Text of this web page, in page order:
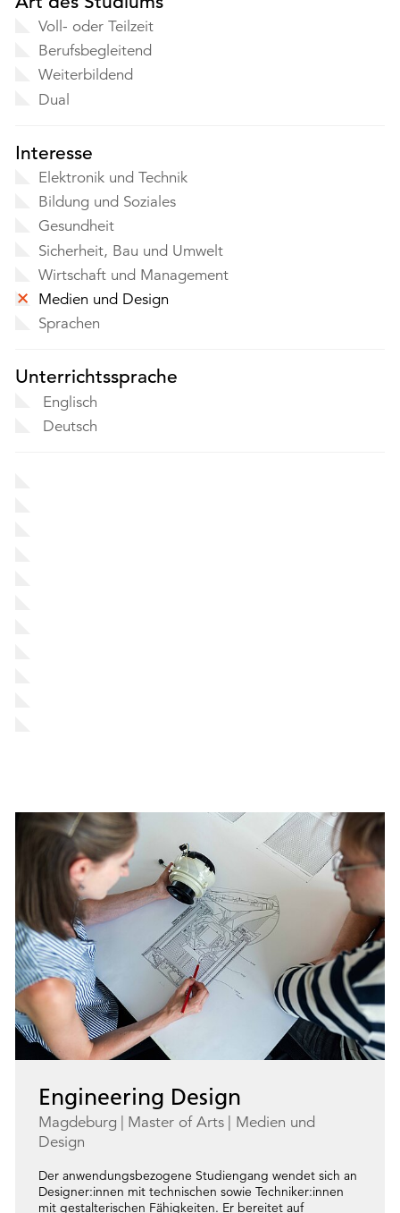
Voll- oder Teilzeit
Berufsbegleitend
Weiterbildend
Dual
Interesse
Elektronik und Technik
Bildung und Soziales
Gesundheit
Sicherheit, Bau und Umwelt
Wirtschaft und Management
Medien und Design
Sprachen
Unterrichtssprache
Englisch
Deutsch
Engineering Design
Magdeburg Master of Arts
Medien und
Design
Der anwendungsbezogene Studiengang wendet sich an
Designer:innen mit technischen sowie Techniker:innen
mit gestalterischen Fähigkeiten. Er bereitet auf